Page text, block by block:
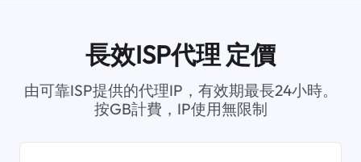
長效ISP代理 定價
由可靠ISP提供的代理IP，有效期最長24小時。
按GB計費，IP使用無限制